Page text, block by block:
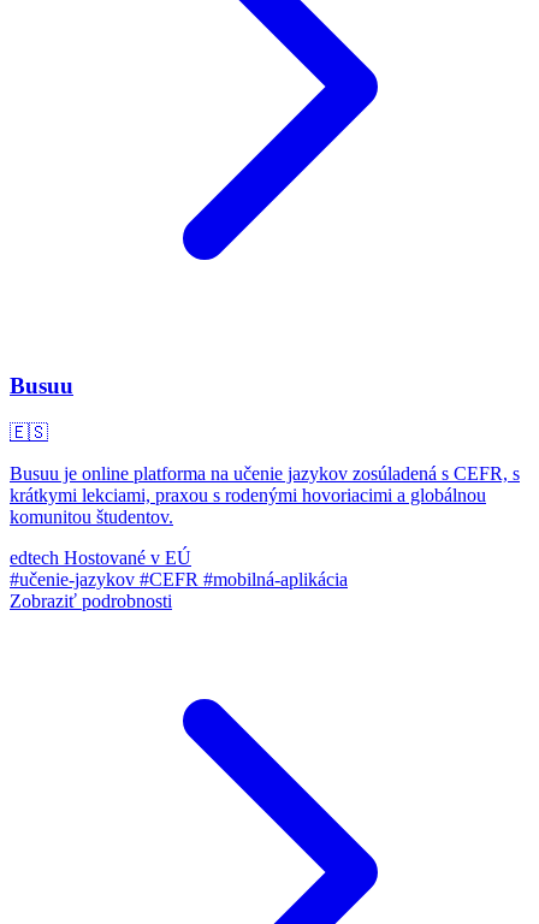
Busuu
🇪🇸
Busuu je online platforma na učenie jazykov zosúladená s CEFR, s
krátkymi lekciami, praxou s rodenými hovoriacimi a globálnou
komunitou študentov.
edtech Hostované v EÚ
#učenie-jazykov #CEFR #mobilná-aplikácia
Zobraziť podrobnosti